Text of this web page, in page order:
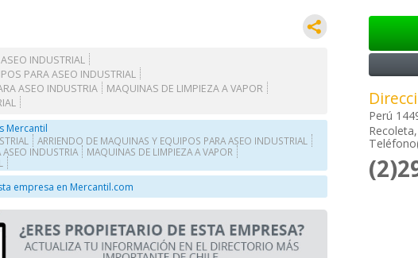
INDUSTRIAL
PARA ASEO INDUSTRIAL
ASEO INDUSTRIA
MAQUINAS DE LIMPIEZA A VAPOR
Mercantil
ARRIENDO DE MAQUINAS Y EQUIPOS PARA ASEO INDUSTRIAL
ASEO INDUSTRIA
MAQUINAS DE LIMPIEZA A VAPOR
empresa en Mercantil.com
Perú